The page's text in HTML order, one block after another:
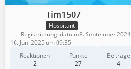
Tim1507
Hospitant
Reaktionen
2
Punkte
27
Beiträge
4
Registrierungsdatum 8. September 2024
16. Juni 2025 um 09:35